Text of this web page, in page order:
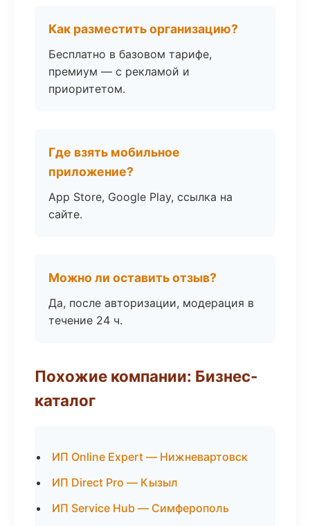
Как разместить организацию?
Бесплатно в базовом тарифе,
премиум — с рекламой и
приоритетом.
Где взять мобильное
приложение?
App Store, Google Play, ссылка на
сайте.
Можно ли оставить отзыв?
Да, после авторизации, модерация в
течение 24 ч.
Похожие компании: Бизнес-
каталог
ИП Online Expert — Нижневартовск
ИП Direct Pro — Кызыл
ИП Service Hub — Симферополь